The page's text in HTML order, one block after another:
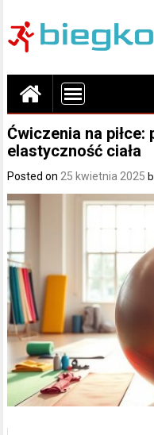
Ćwiczenia na
elastyczność ciała
Posted on 25 kwietnia 2025